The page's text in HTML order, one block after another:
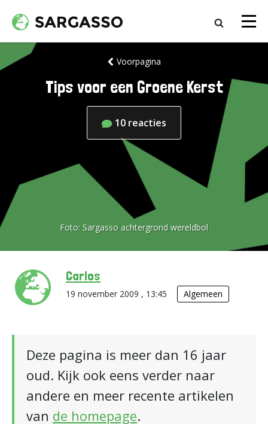
Voorpagina
Tips voor een Groene Kerst
10 reacties
Foto: Sargasso achtergrond wereldbol
Carlos
19 november 2009 , 13:45 Algemeen
Deze pagina is meer dan 16 jaar
oud. Kijk ook eens verder naar
andere en meer recente artikelen
van de homepage.